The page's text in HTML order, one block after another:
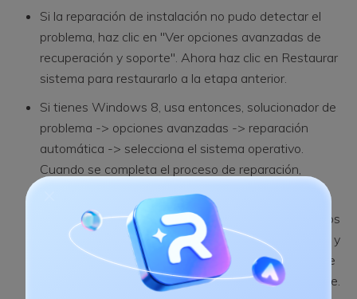
Si la reparación de instalación no pudo detectar el
problema, haz clic en "Ver opciones avanzadas de
recuperación y soporte". Ahora haz clic en Restaurar
sistema para restaurarlo a la etapa anterior.
Si tienes Windows 8, usa entonces, solucionador de
problema -> opciones avanzadas -> reparación
automática -> selecciona el sistema operativo.
Cuando se completa el proceso de reparación,
Si la reparación automática encuentra y soluciona los
problemas, retira el disco de recuperación insertado y
haz clic en "reparar y reiniciar". Puedes ejecutar este
proceso de 2 a 3 veces si el problema no se resuelve.